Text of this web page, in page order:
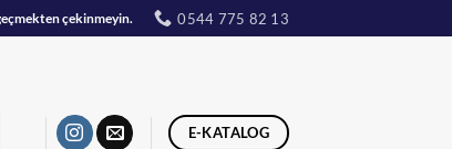
çekinmeyin. 0544 775 82 13
E-KATALOG